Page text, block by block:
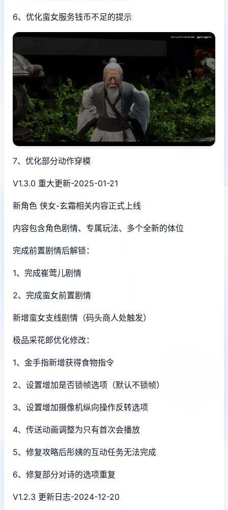
6、优化蛮女服务钱币不足的提示
7、优化部分动作穿模
V1.3.0 重大更新-2025-01-21
新角色 侠女-玄霜相关内容正式上线
内容包含角色剧情、专属玩法、多个全新的体位
完成前置剧情后解锁：
1、完成崔莺儿剧情
2、完成蛮女前置剧情
新增蛮女支线剧情（码头商人处触发）
极品采花郎优化修改：
1、金手指新增获得食物指令
2、设置增加是否锁帧选项（默认不锁帧）
3、设置增加摄像机纵向操作反转选项
4、传送动画调整为只有首次会播放
5、修复攻略后彤姨的互动任务无法完成
6、修复部分对诗的选项重复
V1.2.3 更新日志-2024-12-20